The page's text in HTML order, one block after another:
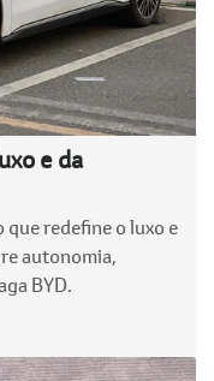
e da
que redefine o luxo e
autonomia,
BYD.